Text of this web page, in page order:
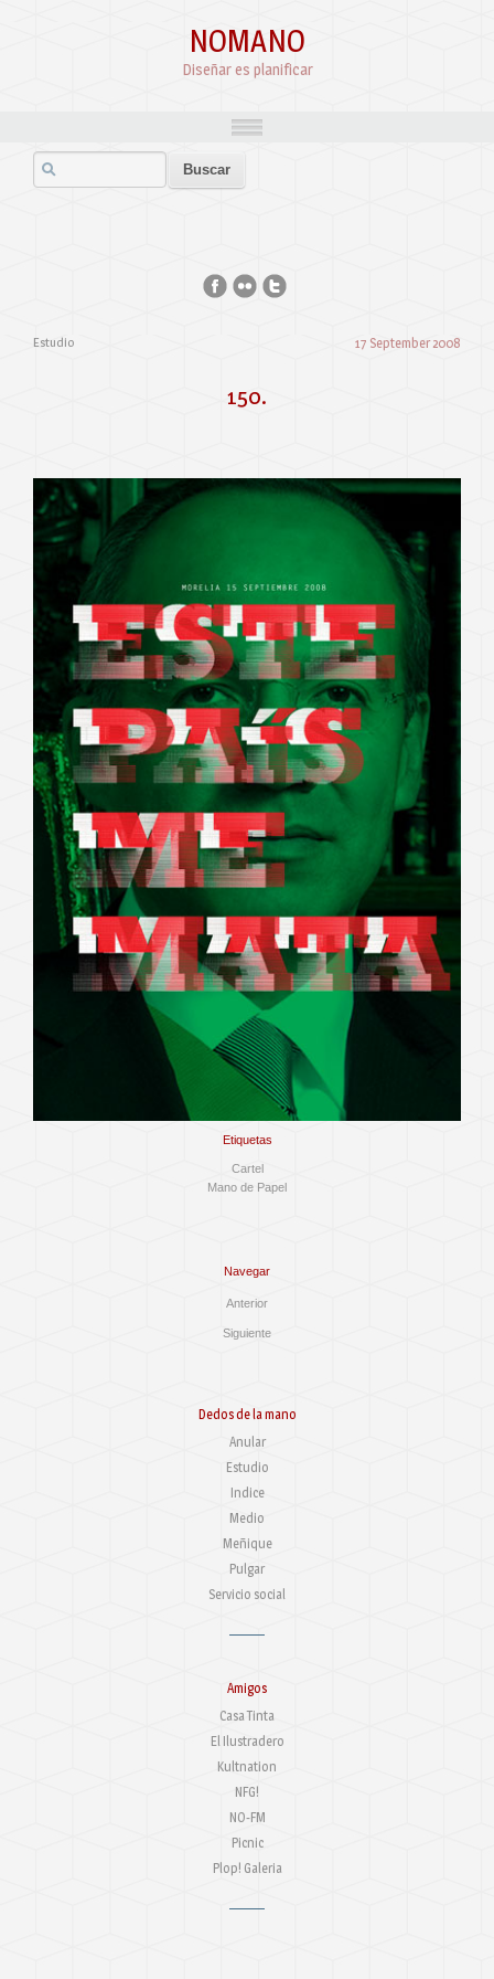
NOMANO
Diseñar es planificar
Estudio 17 September 2008
150.
Etiquetas
Cartel
Mano de Papel
Navegar
Anterior
Siguiente
Dedos de la mano
Anular
Estudio
Indice
Medio
Meñique
Pulgar
Servicio social
Amigos
Casa Tinta
El Ilustradero
Kultnation
NFG!
NO-FM
Picnic
Plop! Galeria